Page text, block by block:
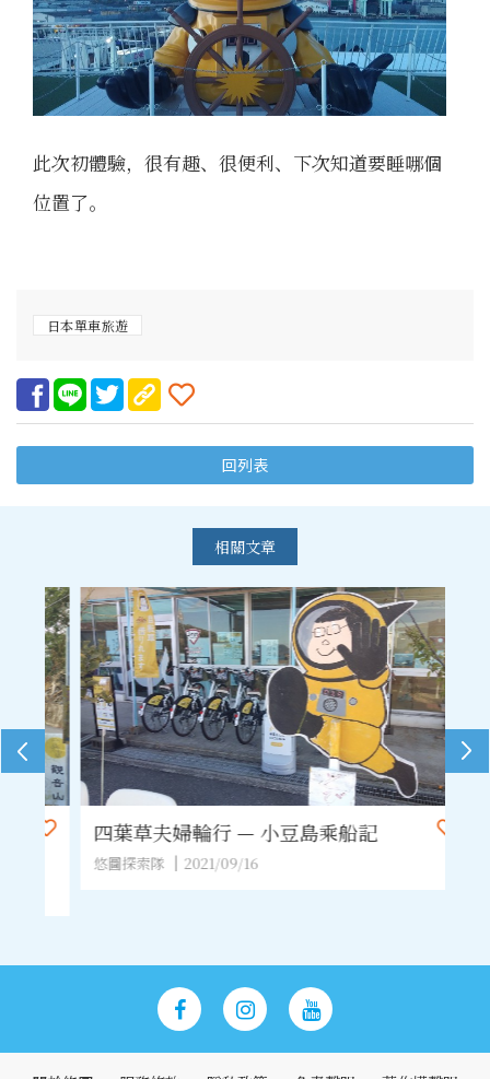
此次初體驗，很有趣、很便利、下次知道要睡哪個
位置了。
日本單車旅遊
回列表
相關文章
四葉草夫婦輪行 — 小豆島乘船記
悠圖探索隊 2021/09/16